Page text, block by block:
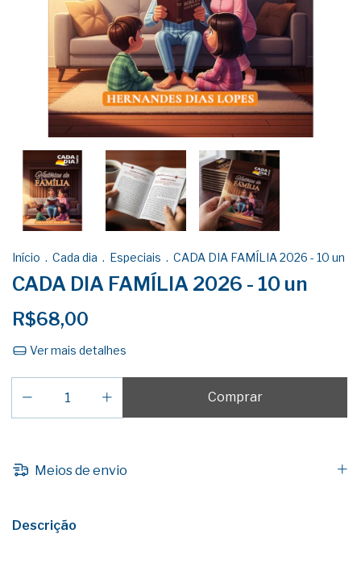
Início . Cada dia . Especiais . CADA DIA FAMÍLIA 2026 - 10 un
CADA DIA FAMÍLIA 2026 - 10 un
R$68,00
Ver mais detalhes
Meios de envio
Descrição